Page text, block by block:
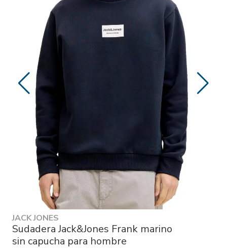
JACK JONES
Sudadera Jack&Jones Frank marino
sin capucha para hombre